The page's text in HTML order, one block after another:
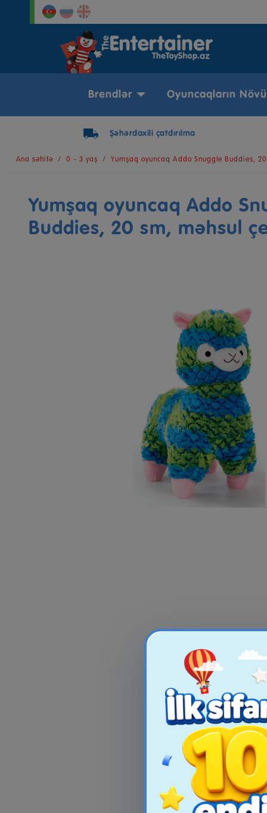
Brendlər Oyuncaqların Növü
Şəhərdaxili çatdırılma
Ana səhifə 0 - 3 yaş Yumşaq oyuncaq Addo Snuggle Buddies,
Yumşaq oyuncaq Addo
Buddies, 20 sm, məhsul
SNUGGLE BUDDIES
20.99₼
Uzaqdan